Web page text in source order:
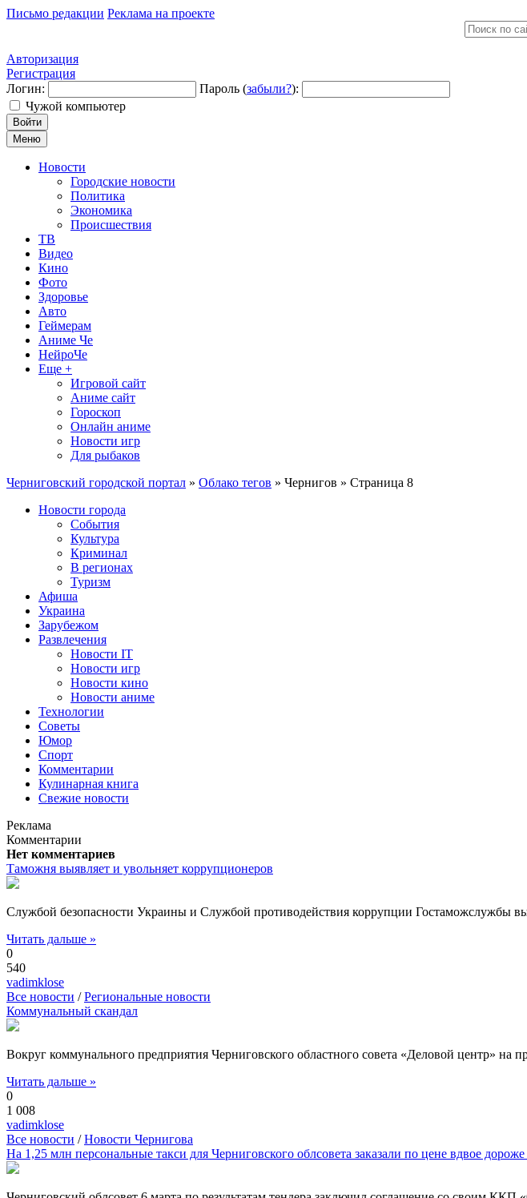
Письмо редакции Реклама на проекте
Авторизация
Регистрация
Логин:
Пароль (забыли?):
Чужой компьютер
Войти
Меню
Новости
Городские новости
Политика
Экономика
Происшествия
ТВ
Видео
Кино
Фото
Здоровье
Авто
Геймерам
Аниме Че
НейроЧе
Еще +
Игровой сайт
Аниме сайт
Гороскоп
Онлайн аниме
Новости игр
Для рыбаков
Черниговский городской портал » Облако тегов » Чернигов » Страница 8
Новости города
События
Культура
Криминал
В регионах
Туризм
Афиша
Украина
Зарубежом
Развлечения
Новости IT
Новости игр
Новости кино
Новости аниме
Технологии
Советы
Юмор
Спорт
Комментарии
Кулинарная книга
Свежие новости
Реклама
Комментарии
Нет комментариев
Таможня выявляет и увольняет коррупционеров
Службой безопасности Украины и Службой противодействия коррупции Гостаможслужбы
Читать дальше »
0
540
vadimklose
Все новости /Региональные новости
Коммунальный скандал
Вокруг коммунального предприятия Черниговского областного совета «Деловой центр» на
Читать дальше »
0
1 008
vadimklose
Все новости /Новости Чернигова
На 1,25 млн персональные такси для Черниговского облсовета заказали по цене вдвое